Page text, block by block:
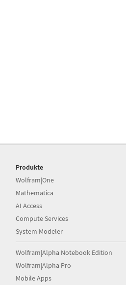
Produkte
Wolfram|One
Mathematica
AI Access
Compute Services
System Modeler
Wolfram|Alpha Notebook Edition
Wolfram|Alpha Pro
Mobile Apps